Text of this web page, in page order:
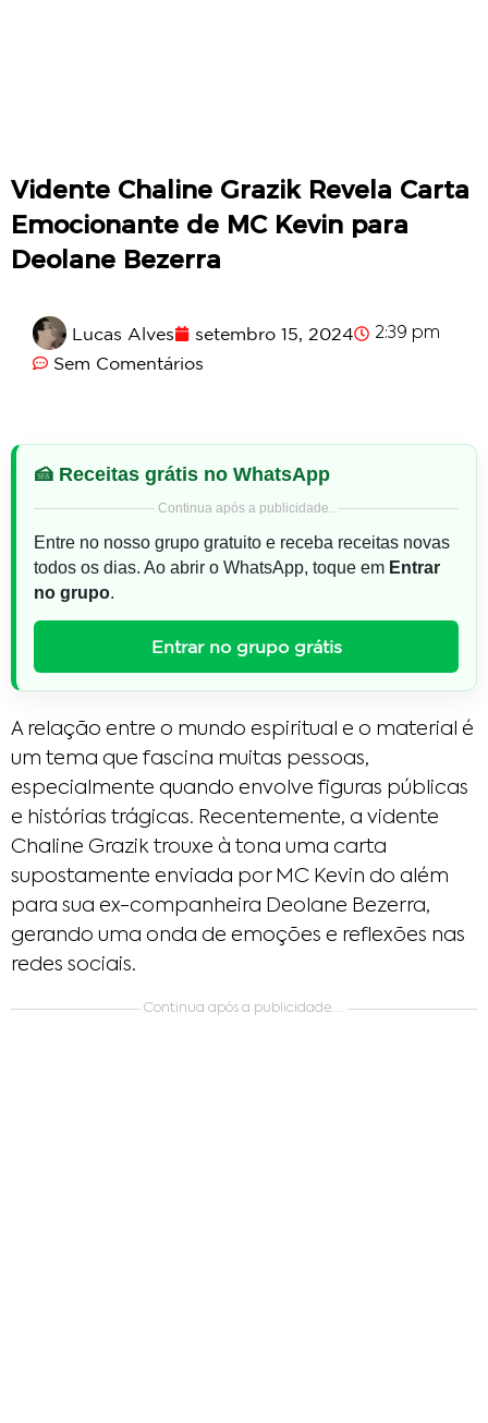
Vidente Chaline Grazik Revela Carta
Emocionante de MC Kevin para
Deolane Bezerra
Lucas Alves setembro 15, 2024 2:39 pm
Sem Comentários
🍰 Receitas grátis no WhatsApp
Continua após a publicidade..
Entre no nosso grupo gratuito e receba receitas novas
todos os dias. Ao abrir o WhatsApp, toque em Entrar
no grupo.
Entrar no grupo grátis
A relação entre o mundo espiritual e o material é
um tema que fascina muitas pessoas,
especialmente quando envolve figuras públicas
e histórias trágicas. Recentemente, a vidente
Chaline Grazik trouxe à tona uma carta
supostamente enviada por MC Kevin do além
para sua ex-companheira Deolane Bezerra,
gerando uma onda de emoções e reflexões nas
redes sociais.
Continua após a publicidade....